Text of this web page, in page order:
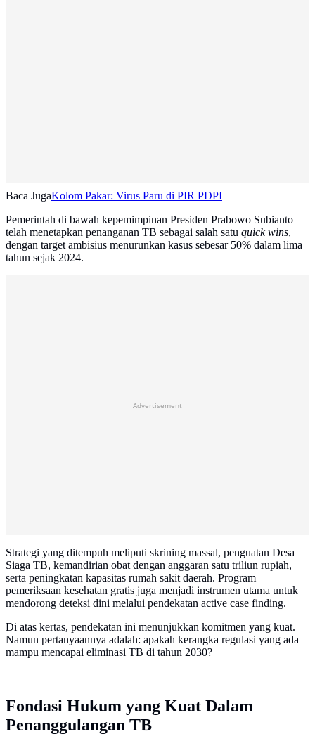
Baca JugaKolom Pakar: Virus Paru di PIR PDPI
Pemerintah di bawah kepemimpinan Presiden Prabowo Subianto
telah menetapkan penanganan TB sebagai salah satu quick wins,
dengan target ambisius menurunkan kasus sebesar 50% dalam lima
tahun sejak 2024.
Advertisement
Strategi yang ditempuh meliputi skrining massal, penguatan Desa
Siaga TB, kemandirian obat dengan anggaran satu triliun rupiah,
serta peningkatan kapasitas rumah sakit daerah. Program
pemeriksaan kesehatan gratis juga menjadi instrumen utama untuk
mendorong deteksi dini melalui pendekatan active case finding.
Di atas kertas, pendekatan ini menunjukkan komitmen yang kuat.
Namun pertanyaannya adalah: apakah kerangka regulasi yang ada
mampu mencapai eliminasi TB di tahun 2030?
Fondasi Hukum yang Kuat Dalam
Penanggulangan TB